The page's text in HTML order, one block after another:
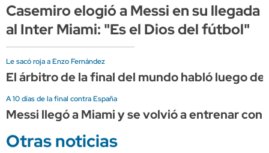
Casemiro elogió a Messi en su llegada
al Inter Miami: "Es el Dios del fútbol"
Le sacó roja a Enzo Fernández
El árbitro de la final del mundo habló luego
A 10 días de la final contra España
Messi llegó a Miami y se volvió a entrenar
Otras noticias